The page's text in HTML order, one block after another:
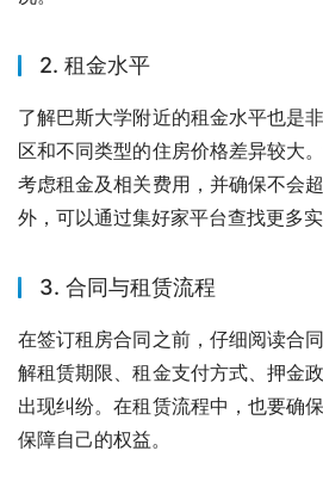
2. 租金水平
了解巴斯大学附近的租金水平也是
区和不同类型的住房价格差异较大
考虑租金及相关费用，并确保不会
外，可以通过集好家平台查找更多实
3. 合同与租赁流程
在签订租房合同之前，仔细阅读合
解租赁期限、租金支付方式、押金
出现纠纷。在租赁流程中，也要确
保障自己的权益。